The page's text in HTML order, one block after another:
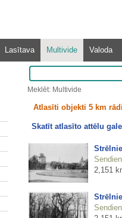
Lasītava Multivide Valoda
Meklēt: Multivide
Atlasīti objekti 5 km
Skatīt atlasīto attēlu
2,151